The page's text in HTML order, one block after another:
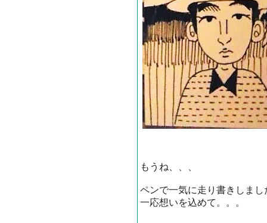
もうね、、、
ペンで一気に走り書きしまし
一応想いを込めて。。。